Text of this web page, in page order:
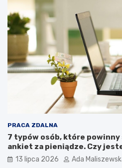
PRACA ZDALNA
7 typów osób, które powinny
ankiet za pieniądze. Czy
13 lipca 2026 Ada